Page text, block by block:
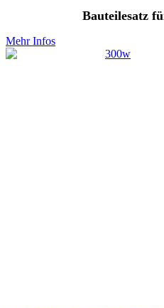
Bauteilesatz
Mehr Infos